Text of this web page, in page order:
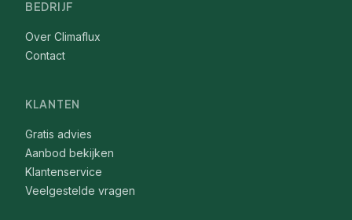
BEDRIJF
Over Climaflux
Contact
KLANTEN
Gratis advies
Aanbod bekijken
Klantenservice
Veelgestelde vragen